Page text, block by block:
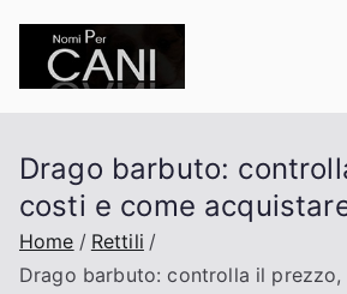
contenuto
Drago barbuto:
costi e come
Home
Rettili
Drago barbuto: controlla il